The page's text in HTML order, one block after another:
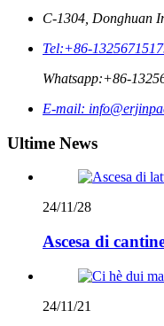
C-1304, Donghuan
Tel:+86-
Whatsapp:+86-
E-mail:
Ultime News
24/11/28
Ascesa di
24/11/21